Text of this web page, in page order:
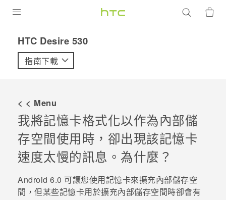
VIVE
配件
VIVERSE
優惠專區
焦點訊息
校園專案
銷售門市
HTC Desire 530‎
指南下載
< < Menu
我將記憶卡格式化以作為內部儲
存空間使用時，卻出現該記憶卡
速度太慢的訊息。為什麼？
Android 6.0 可讓您使用記憶卡來擴充內部儲存空
間，但某些記憶卡用於擴充內部儲存空間時卻會有